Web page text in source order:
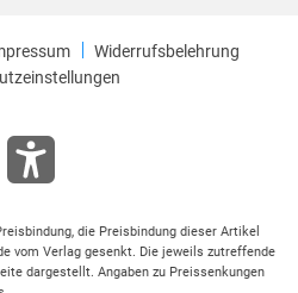
Widerrufsbelehrung
die Preisbindung dieser Artikel
vom Verlag gesenkt. Die jeweils zutreffende
dargestellt. Angaben zu Preissenkungen